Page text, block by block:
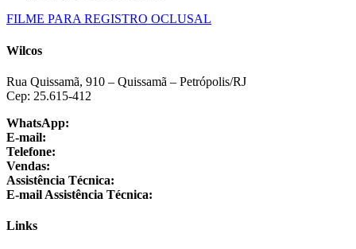
FILME PARA REGISTRO OCLUSAL
Wilcos
Rua Quissamã, 910 – Quissamã – Petrópolis/RJ
Cep: 25.615-412
WhatsApp:
E-mail:
Telefone:
Vendas:
Assistência Técnica:
E-mail Assistência Técnica:
Links